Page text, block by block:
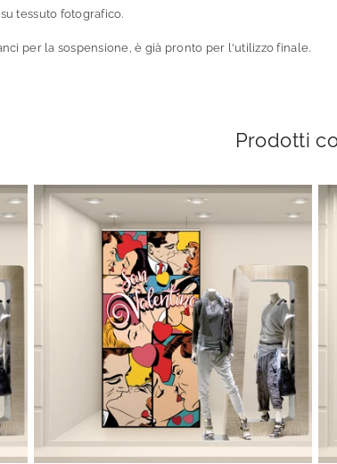
tessuto fotografico.
per la sospensione, è già pronto per l'utilizzo finale.
Prodotti